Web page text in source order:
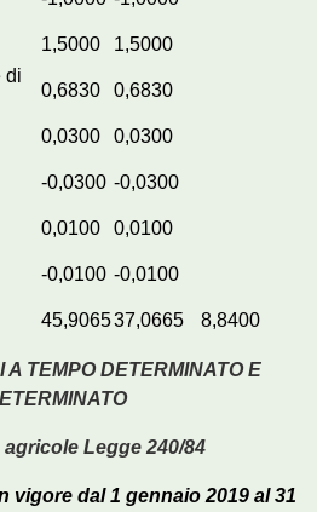
1,5000
1,5000
di
0,6830 0,6830
0,0300
0,0300
-0,0300 -0,0300
0,0100
0,0100
-0,0100 -0,0100
45,906537,0665 8,8400
A TEMPO DETERMINATO E
Legge 240/84
dal 1 gennaio 2019 al 31